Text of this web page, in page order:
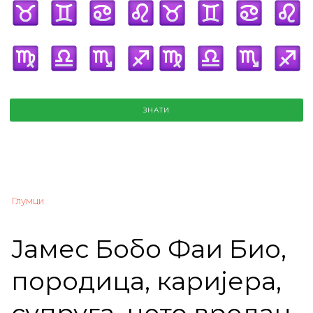
ЗНАТИ
Глумци
Јамес Бобо Фаи Био,
породица, каријера,